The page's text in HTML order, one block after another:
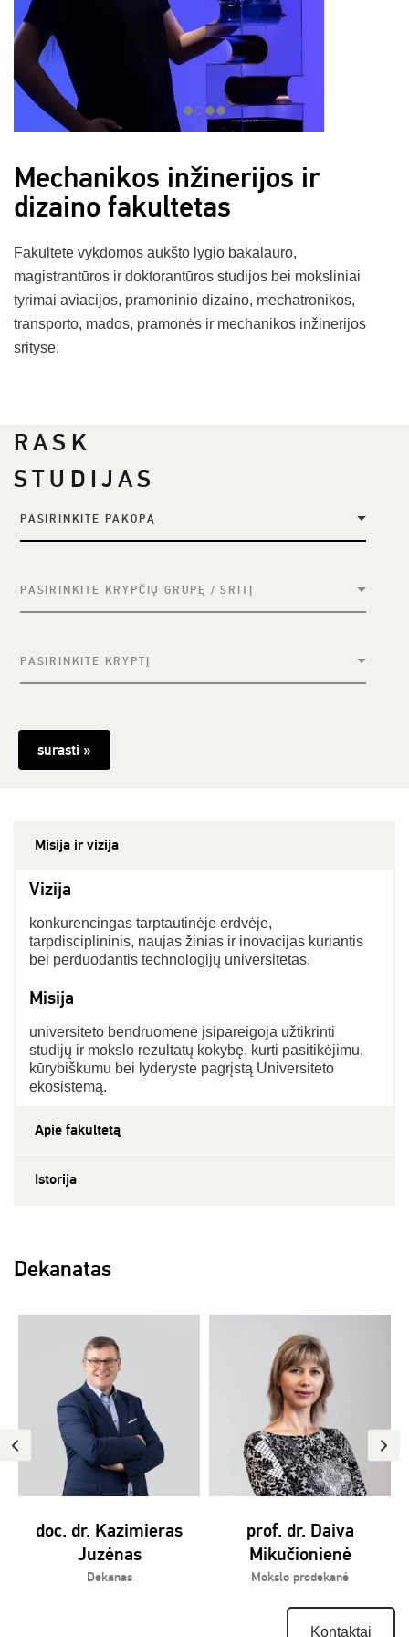
Mechanikos inžinerijos ir
dizaino fakultetas
Fakultete vykdomos aukšto lygio bakalauro,
magistrantūros ir doktorantūros studijos bei moksliniai
tyrimai aviacijos, pramoninio dizaino, mechatronikos,
transporto, mados, pramonės ir mechanikos inžinerijos
srityse.
RASK
STUDIJAS
PASIRINKITE PAKOPĄ
PASIRINKITE KRYPČIŲ GRUPĘ / SRITĮ
PASIRINKITE KRYPTĮ
surasti »
Misija ir vizija
Vizija
konkurencingas tarptautinėje erdvėje,
tarpdisciplininis, naujas žinias ir inovacijas kuriantis
bei perduodantis technologijų universitetas.
Misija
universiteto bendruomenė įsipareigoja užtikrinti
studijų ir mokslo rezultatų kokybę, kurti pasitikėjimu,
kūrybiškumu bei lyderyste pagrįstą Universiteto
ekosistemą.
Apie fakultetą
Istorija
Dekanatas
doc. dr. Kazimieras
Juzėnas
Dekanas
prof. dr. Daiva
Mikučionienė
Mokslo prodekanė
Kontaktai